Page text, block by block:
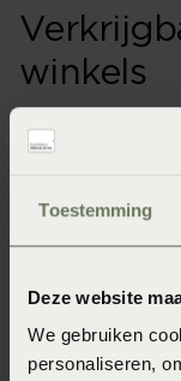
Toestemming
Deze website
We gebruiken
personaliseren,
winkels
Onze
de winkel. Wil je